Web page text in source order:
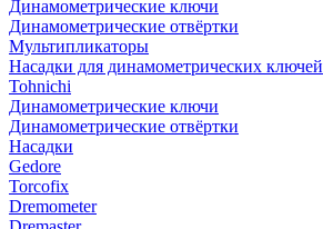
Динамометрические ключи
Динамометрические отвёртки
Мультипликаторы
Насадки для динамометрических ключей
Tohnichi
Динамометрические ключи
Динамометрические отвёртки
Насадки
Gedore
Torcofix
Dremometer